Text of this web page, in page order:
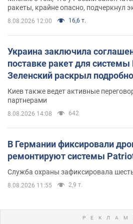
ракеты, крайне опасно, подчеркнул
8.08.2026 12:00 16,6 т.
Украина заключила
поставке ракет для
Зеленский раскрыл
Киев также ведет активные
партнерами
8.08.2026 14:08 642
В Германии фиксировали
ремонтируют системы
Служба охраны зафиксировала
8.08.2026 11:55 2,9 т.